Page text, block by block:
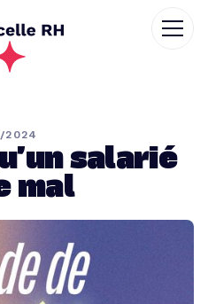
2024
salarié
mal